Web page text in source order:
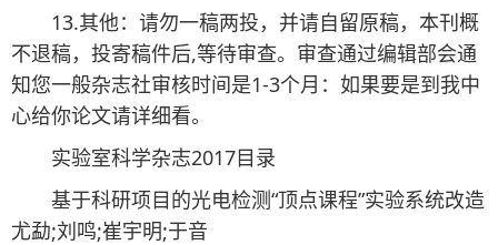
13.其他：请勿一稿两投，并请自留原稿，本刊概
不退稿，投寄稿件后,等待审查。审查通过编辑部会通
知您一般杂志社审核时间是1-3个月：如果要是到我中
心给你论文请详细看。
实验室科学杂志2017目录
基于科研项目的光电检测“顶点课程”实验系统改造
尤勐;刘鸣;崔宇明;于音